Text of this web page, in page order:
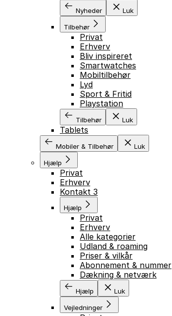
Nyheder Luk
Tilbehør
Privat
Erhverv
Bliv inspireret
Smartwatches
Mobiltilbehør
Lyd
Sport & Fritid
Playstation
Tilbehør Luk
Tablets
Mobiler & Tilbehør Luk
Hjælp
Privat
Erhverv
Kontakt 3
Hjælp
Privat
Erhverv
Alle kategorier
Udland & roaming
Priser & vilkår
Abonnement & nummer
Dækning & netværk
Hjælp Luk
Vejledninger